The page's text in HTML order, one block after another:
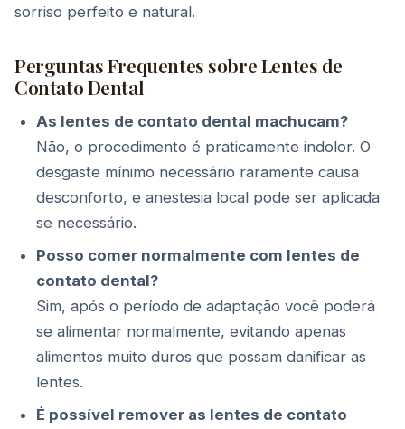
sorriso perfeito e natural.
Perguntas Frequentes sobre Lentes de
Contato Dental
As lentes de contato dental machucam?
Não, o procedimento é praticamente indolor. O
desgaste mínimo necessário raramente causa
desconforto, e anestesia local pode ser aplicada
se necessário.
Posso comer normalmente com lentes de
contato dental?
Sim, após o período de adaptação você poderá
se alimentar normalmente, evitando apenas
alimentos muito duros que possam danificar as
lentes.
É possível remover as lentes de contato